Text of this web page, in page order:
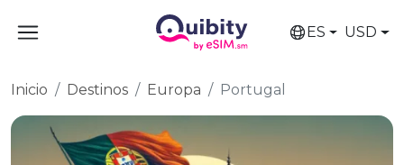
ES USD
Inicio Destinos Europa Portugal